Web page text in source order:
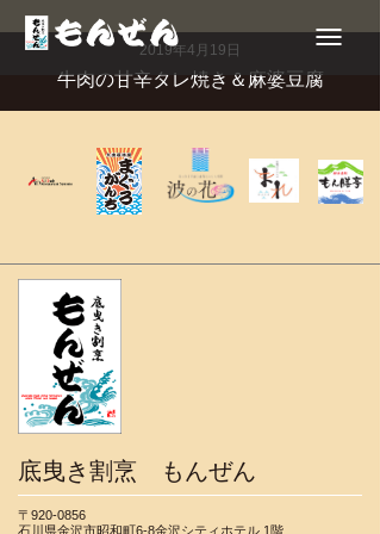
Toggle
navigation
2019年4月19日
牛肉の甘辛タレ焼き＆麻婆豆腐
底曳き割烹 もんぜん
〒920-0856
石川県金沢市昭和町6-8金沢シティホテル 1階